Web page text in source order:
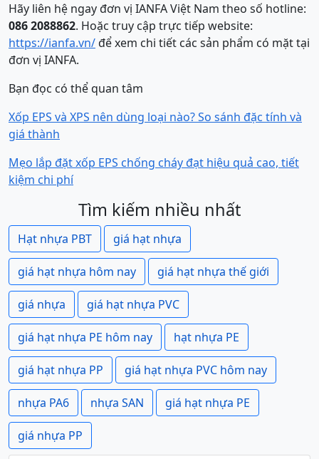
Hãy liên hệ ngay đơn vị IANFA Việt Nam theo số hotline:
086 2088862. Hoặc truy cập trực tiếp website:
https://ianfa.vn/để xem chi tiết các sản phẩm có mặt tại
đơn vị IANFA.
Bạn đọc có thể quan tâm
Xốp EPS và XPS nên dùng loại nào? So sánh đặc tính và
giá thành
Mẹo lắp đặt xốp EPS chống cháy đạt hiệu quả cao, tiết
kiệm chi phí
Tìm kiếm nhiều nhất
Hạt nhựa PBT giá hạt nhựa
giá hạt nhựa hôm nay giá hạt nhựa thế giới
giá nhựa giá hạt nhựa PVC
giá hạt nhựa PE hôm nay hạt nhựa PE
giá hạt nhựa PP giá hạt nhựa PVC hôm nay
nhựa PA6 nhựa SAN giá hạt nhựa PE
giá nhựa PP